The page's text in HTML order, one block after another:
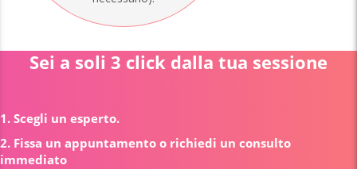
Sei a soli 3 click dalla tua sessione
1. Scegli un esperto.
2. Fissa un appuntamento o richiedi un consulto
immediato